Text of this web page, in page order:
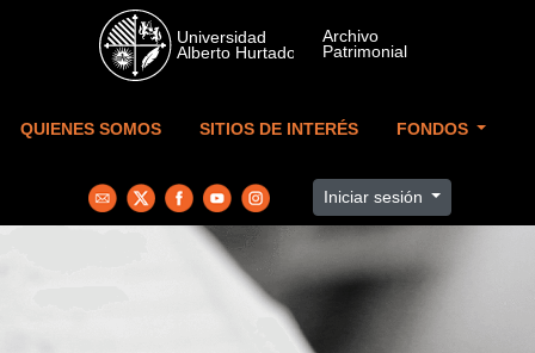
Skip to main content
QUIENES SOMOS SITIOS DE INTERÉS FONDOS
Iniciar sesión